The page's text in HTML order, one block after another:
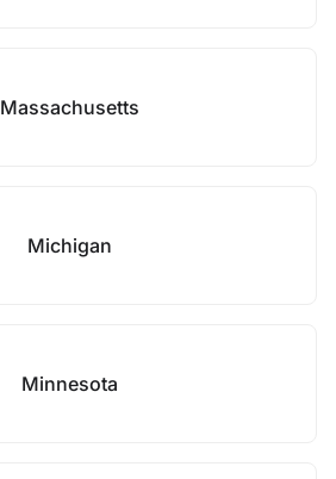
Massachusetts
Michigan
Minnesota